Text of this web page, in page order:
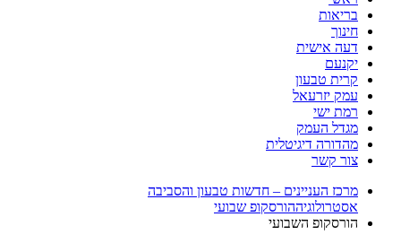
בריאות
חינוך
דעה אישית
יקנעם
קרית טבעון
עמק יזרעאל
רמת ישי
מגדל העמק
מהדורה דיגיטלית
צור קשר
מרכז העניינים – חדשות טבעון והסביבה
אסטרולוגיההורסקופ שבועי
הורסקופ השבועי